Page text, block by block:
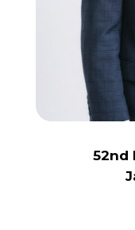
52nd